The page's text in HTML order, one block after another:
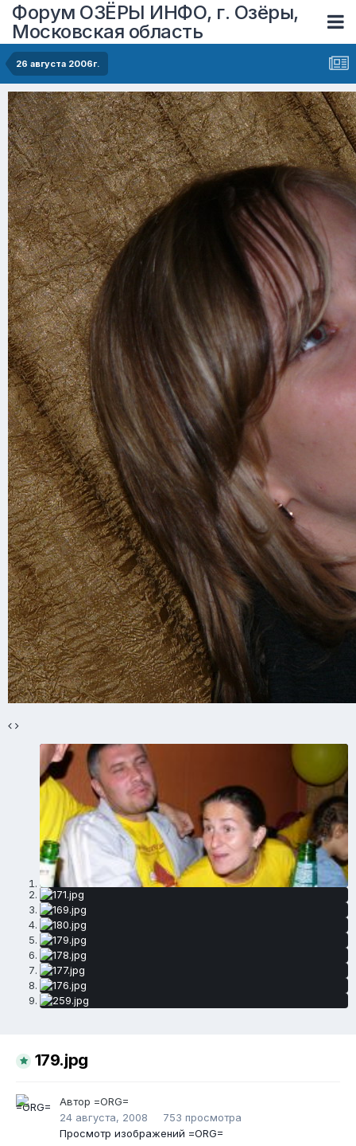
Форум ОЗЁРЫ ИНФО, г. Озёры,
Московская область
26 августа 2006г.
179.jpg
Автор =ORG=
24 августа, 2008
753 просмотра
Просмотр изображений =ORG=